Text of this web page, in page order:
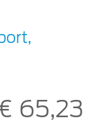
65,23